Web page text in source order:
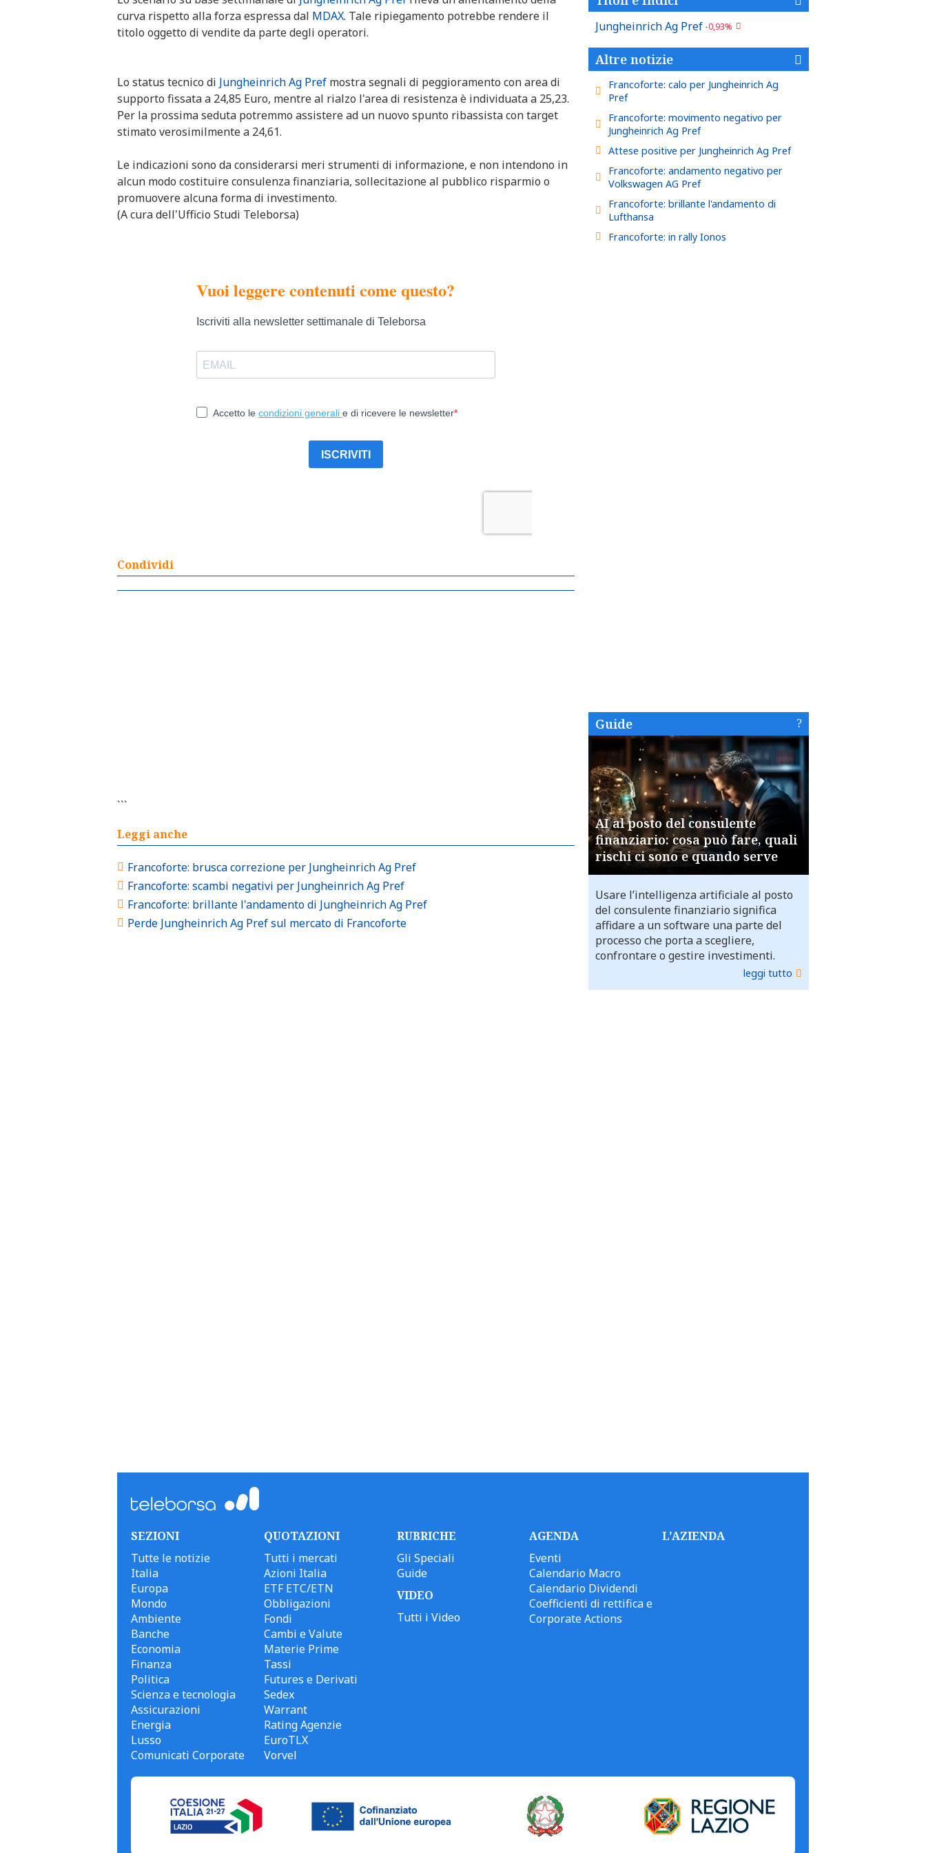
curva rispetto alla forza espressa dal MDAX. Tale ripiegamento potrebbe rendere il
titolo oggetto di vendite da parte degli operatori.
Lo status tecnico di Jungheinrich Ag Pref mostra segnali di peggioramento con area di
supporto fissata a 24,85 Euro, mentre al rialzo l'area di resistenza è individuata a 25,23.
Per la prossima seduta potremmo assistere ad un nuovo spunto ribassista con target
stimato verosimilmente a 24,61.
Le indicazioni sono da considerarsi meri strumenti di informazione, e non intendono in
alcun modo costituire consulenza finanziaria, sollecitazione al pubblico risparmio o
promuovere alcuna forma di investimento.
(A cura dell'Ufficio Studi Teleborsa)
Condividi
```
Leggi anche
Francoforte: brusca correzione per Jungheinrich Ag Pref
Francoforte: scambi negativi per Jungheinrich Ag Pref
Francoforte: brillante l'andamento di Jungheinrich Ag Pref
Perde Jungheinrich Ag Pref sul mercato di Francoforte
Jungheinrich Ag Pref -0,93%
Altre notizie
Francoforte: calo per Jungheinrich Ag
Pref
Francoforte: movimento negativo per
Jungheinrich Ag Pref
Attese positive per Jungheinrich Ag Pref
Francoforte: andamento negativo per
Volkswagen AG Pref
Francoforte: brillante l'andamento di
Lufthansa
Francoforte: in rally Ionos
Guide
AI al posto del consulente
finanziario: cosa può fare, quali
rischi ci sono e quando serve
Usare l’intelligenza artificiale al posto
del consulente finanziario significa
affidare a un software una parte del
processo che porta a scegliere,
confrontare o gestire investimenti.
leggi tutto
SEZIONI
Tutte le notizie
Italia
Europa
Mondo
Ambiente
Banche
Economia
Finanza
Politica
Scienza e tecnologia
Assicurazioni
Energia
Lusso
Comunicati Corporate
QUOTAZIONI
Tutti i mercati
Azioni Italia
ETF ETC/ETN
Obbligazioni
Fondi
Cambi e Valute
Materie Prime
Tassi
Futures e Derivati
Sedex
Warrant
Rating Agenzie
EuroTLX
Vorvel
RUBRICHE
Gli Speciali
Guide
VIDEO
Tutti i Video
AGENDA
Eventi
Calendario Macro
Calendario Dividendi
Coefficienti di rettifica e
Corporate Actions
L'AZIENDA